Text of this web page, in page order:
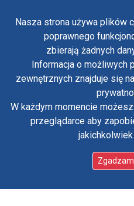
Nasza strona używa plików
poprawnego
zbierają żadnych
Informacja o możliwych
zewnętrznych znajduje się
W każdym momencie
przeglądarce aby
jakichkolwiek